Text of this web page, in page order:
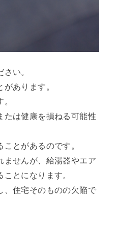
い。
あります。
たは健康を損ねる可能性
とがあるのです。
ませんが、給湯器やエア
とになります。
、住宅そのものの欠陥で